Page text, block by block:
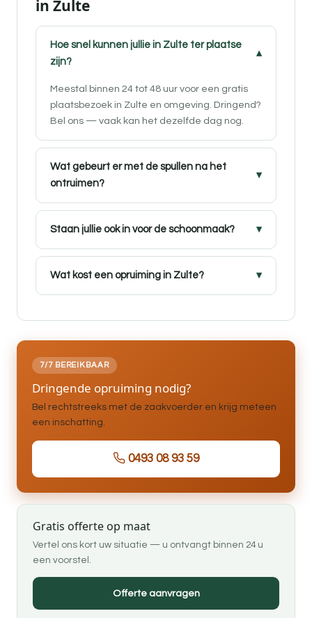
in Zulte
Hoe snel kunnen jullie in Zulte ter plaatse
zijn?
Meestal binnen 24 tot 48 uur voor een gratis
plaatsbezoek in Zulte en omgeving. Dringend?
Bel ons — vaak kan het dezelfde dag nog.
Wat gebeurt er met de spullen na het
ontruimen?
Staan jullie ook in voor de schoonmaak?
Wat kost een opruiming in Zulte?
7/7 BEREIKBAAR
Dringende opruiming nodig?
Bel rechtstreeks met de zaakvoerder en krijg meteen
een inschatting.
0493 08 93 59
Gratis offerte op maat
Vertel ons kort uw situatie — u ontvangt binnen 24 u
een voorstel.
Offerte aanvragen